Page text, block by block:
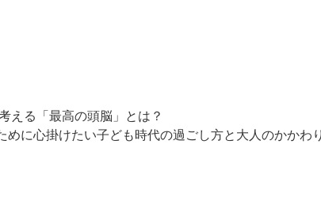
える「最高の頭脳」とは？
めに心掛けたい子ども時代の過ごし方と大人のかかわ